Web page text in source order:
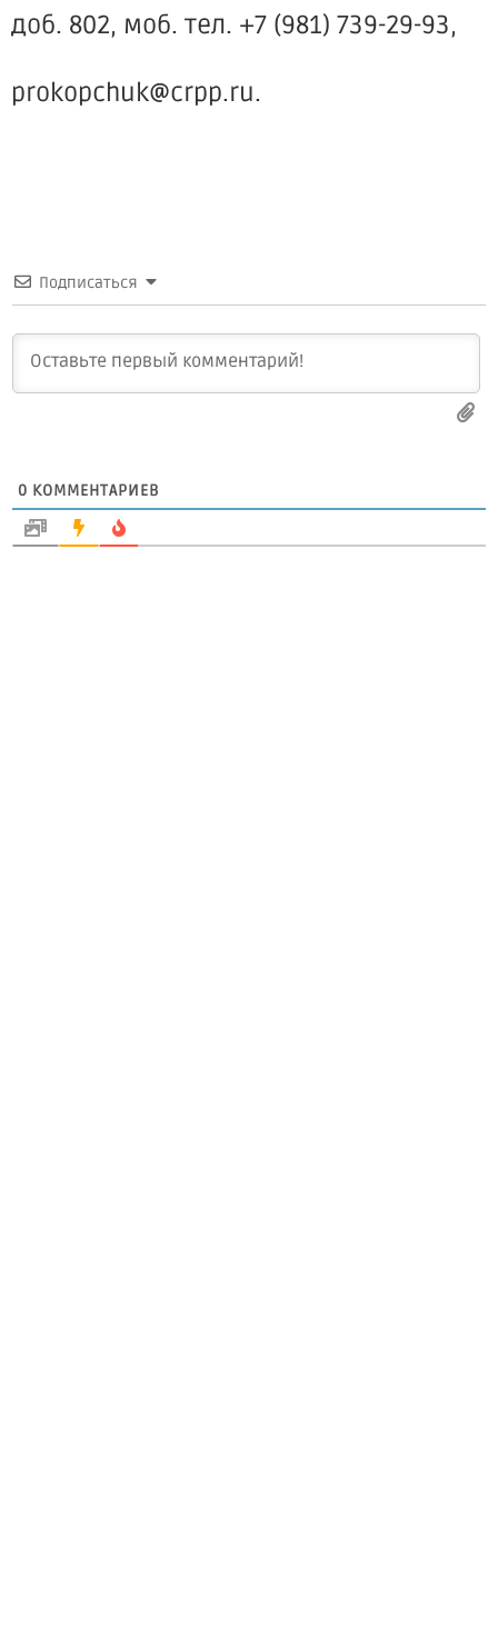
доб. 802, моб. тел. +7 (981) 739-29-93,
prokopchuk@crpp.ru.
Подписаться
0 КОММЕНТАРИЕВ